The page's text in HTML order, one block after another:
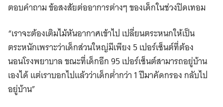
ตอบคำถาม ข้อสงสัยต่ออาการต่างๆ ของเด็กในช่วงปิดเทอม
“เราจะต้องเติมไม้หันอากาศเข้าไป เปลี่ยนตระหนกให้เป็น
ตระหนักเพราะว่าเด็กส่วนใหญ่มีเพียง 5 เปอร์เซ็นต์ที่ต้อง
นอนโรงพยาบาล ขณะที่เด็กอีก 95 เปอร์เซ็นต์สามารถอยู่บ้าน
เองได้ แต่เราบอกไปแล้วว่าเด็กต่ำกว่า 1 ปีมาคัดกรอง กลับไป
อยู่บ้าน”